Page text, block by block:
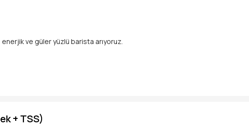
ve güler yüzlü barista arıyoruz.
+ TSS)